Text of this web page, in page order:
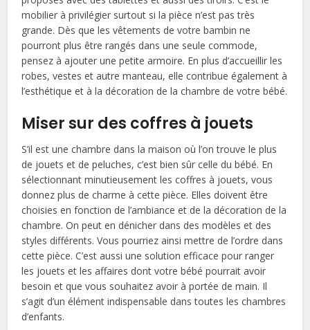
mobilier à privilégier surtout si la pièce n’est pas très
grande. Dès que les vêtements de votre bambin ne
pourront plus être rangés dans une seule commode,
pensez à ajouter une petite armoire. En plus d’accueillir les
robes, vestes et autre manteau, elle contribue également à
l’esthétique et à la décoration de la chambre de votre bébé.
Miser sur des coffres à jouets
S’il est une chambre dans la maison où l’on trouve le plus
de jouets et de peluches, c’est bien sûr celle du bébé. En
sélectionnant minutieusement les coffres à jouets, vous
donnez plus de charme à cette pièce. Elles doivent être
choisies en fonction de l’ambiance et de la décoration de la
chambre. On peut en dénicher dans des modèles et des
styles différents. Vous pourriez ainsi mettre de l’ordre dans
cette pièce. C’est aussi une solution efficace pour ranger
les jouets et les affaires dont votre bébé pourrait avoir
besoin et que vous souhaitez avoir à portée de main. Il
s’agit d’un élément indispensable dans toutes les chambres
d’enfants.